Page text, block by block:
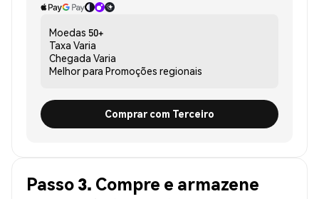
Moedas 50+
Taxa Varia
Chegada Varia
Melhor para Promoções regionais
Comprar com Terceiro
Passo 3. Compre e armazene